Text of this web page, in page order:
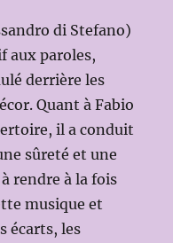
di Stefano)
aux paroles,
derrière les
Quant à Fabio
il a conduit
sûreté et une
rendre à la fois
musique et
écarts, les